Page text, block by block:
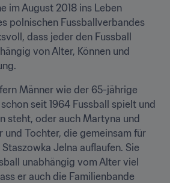
im August 2018 ins Leben
polnischen Fussballverbandes
dass jeder den Fussball
von Alter, Können und
Männer wie der 65-jährige
seit 1964 Fussball spielt und
steht, oder auch Martyna und
und Tochter, die gemeinsam für
Jelna auflaufen. Sie
unabhängig vom Alter viel
er auch die Familienbande